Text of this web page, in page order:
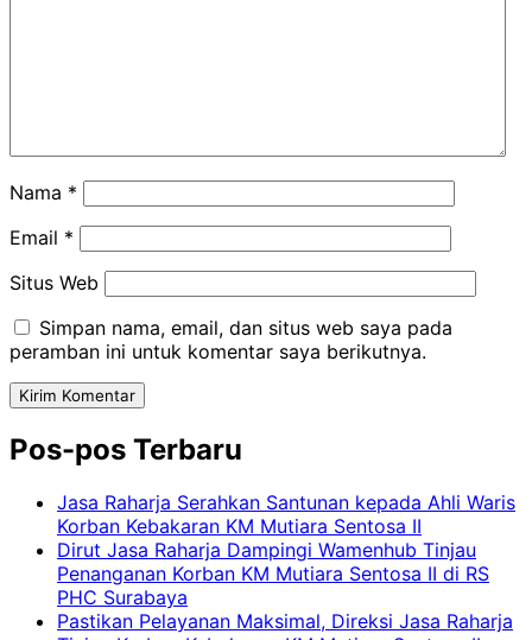
Nama *
Email *
Situs Web
Simpan nama, email, dan situs web saya pada
peramban ini untuk komentar saya berikutnya.
Pos-pos Terbaru
Jasa Raharja Serahkan Santunan kepada Ahli Waris
Korban Kebakaran KM Mutiara Sentosa II
Dirut Jasa Raharja Dampingi Wamenhub Tinjau
Penanganan Korban KM Mutiara Sentosa II di RS
PHC Surabaya
Pastikan Pelayanan Maksimal, Direksi Jasa Raharja